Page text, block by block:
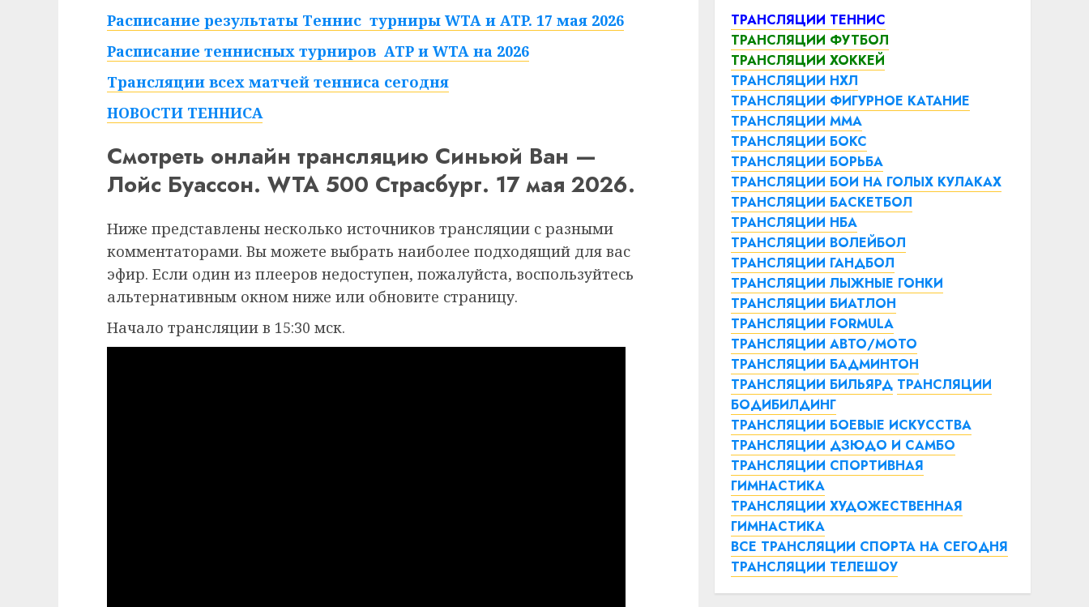
Расписание результаты Теннис турниры WTA и ATP. 17 мая 2026
Расписание теннисных турниров ATP и WTA на 2026
Трансляции всех матчей тенниса сегодня
НОВОСТИ ТЕННИСА
Смотреть онлайн трансляцию Синьюй Ван —
Лойс Буассон. WTA 500 Страсбург. 17 мая 2026.
Ниже представлены несколько источников трансляции с разными
комментаторами. Вы можете выбрать наиболее подходящий для вас
эфир. Если один из плееров недоступен, пожалуйста, воспользуйтесь
альтернативным окном ниже или обновите страницу.
Начало трансляции в 15:30 мск.
ТРАНСЛЯЦИИ ТЕННИС
ТРАНСЛЯЦИИ ФУТБОЛ
ТРАНСЛЯЦИИ ХОККЕЙ
ТРАНСЛЯЦИИ НХЛ
ТРАНСЛЯЦИИ ФИГУРНОЕ КАТАНИЕ
ТРАНСЛЯЦИИ ММА
ТРАНСЛЯЦИИ БОКС
ТРАНСЛЯЦИИ БОРЬБА
ТРАНСЛЯЦИИ БОИ НА ГОЛЫХ КУЛАКАХ
ТРАНСЛЯЦИИ БАСКЕТБОЛ
ТРАНСЛЯЦИИ НБА
ТРАНСЛЯЦИИ ВОЛЕЙБОЛ
ТРАНСЛЯЦИИ ГАНДБОЛ
ТРАНСЛЯЦИИ ЛЫЖНЫЕ ГОНКИ
ТРАНСЛЯЦИИ БИАТЛОН
ТРАНСЛЯЦИИ FORMULA
ТРАНСЛЯЦИИ АВТО/МОТО
ТРАНСЛЯЦИИ БАДМИНТОН
ТРАНСЛЯЦИИ БИЛЬЯРД ТРАНСЛЯЦИИ
БОДИБИЛДИНГ
ТРАНСЛЯЦИИ БОЕВЫЕ ИСКУССТВА
ТРАНСЛЯЦИИ ДЗЮДО И САМБО
ТРАНСЛЯЦИИ СПОРТИВНАЯ
ГИМНАСТИКА
ТРАНСЛЯЦИИ ХУДОЖЕСТВЕННАЯ
ГИМНАСТИКА
ВСЕ ТРАНСЛЯЦИИ СПОРТА НА СЕГОДНЯ
ТРАНСЛЯЦИИ ТЕЛЕШОУ